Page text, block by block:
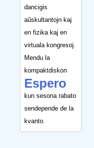
dancigis
aŭskultantojn kaj
en fizika kaj en
virtuala kongresoj.
Mendu la
kompaktdiskon
Espero
kun sesona rabato
sendepende de la
kvanto.